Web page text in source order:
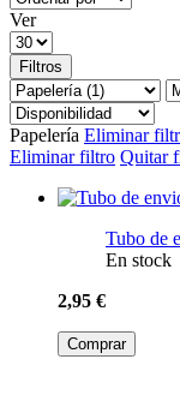
Ver
Filtros
Papelería Eliminar
Eliminar filtro Quitar
Tubo de
En stock
2,95 €
Comprar